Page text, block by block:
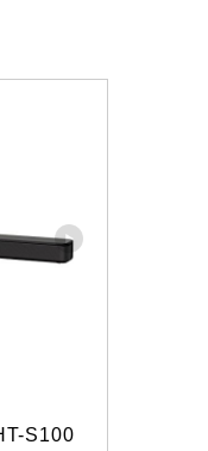
S100